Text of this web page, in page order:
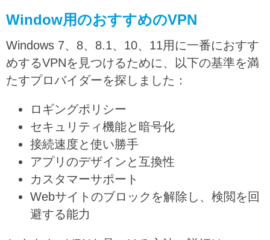
Window用のおすすめのVPN
Windows 7、8、8.1、10、11用に一番におすす
めするVPNを見つけるために、以下の基準を満
たすプロバイダーを探しました：
ロギングポリシー
セキュリティ機能と暗号化
接続速度と使い勝手
アプリのデザインと互換性
カスタマーサポート
Webサイトのブロックを解除し、検閲を回
避する能力